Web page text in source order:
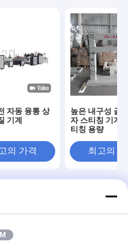
자동 융통 상
기계
의 가격
높은 내구성 골
자 스티칭 기계,
티칭 용량
최고의
국 공장.Copyright © 2026
All Rights Reserved.